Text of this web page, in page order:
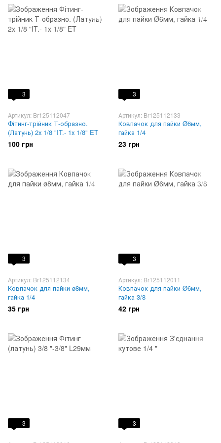
3
Артикул: Br125112047
Фітинг-трійник Т-образно.
(Латунь) 2х 1/8 "IT.- 1х 1/8" ET
100 грн
3
Артикул: Br125112133
Ковпачок для пайки Ø6мм,
гайка 1/4
23 грн
3
Артикул: Br125112134
Ковпачок для пайки ø8мм,
гайка 1/4
35 грн
3
Артикул: Br125112011
Ковпачок для пайки Ø6мм,
гайка 3/8
42 грн
3 3